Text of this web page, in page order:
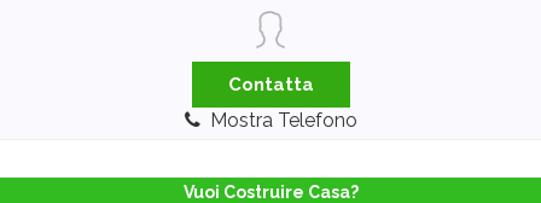
Contatta
Mostra Telefono
Vuoi Costruire Casa?